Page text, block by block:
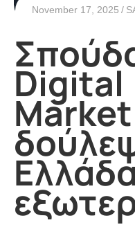
November 17, 2025
Digital